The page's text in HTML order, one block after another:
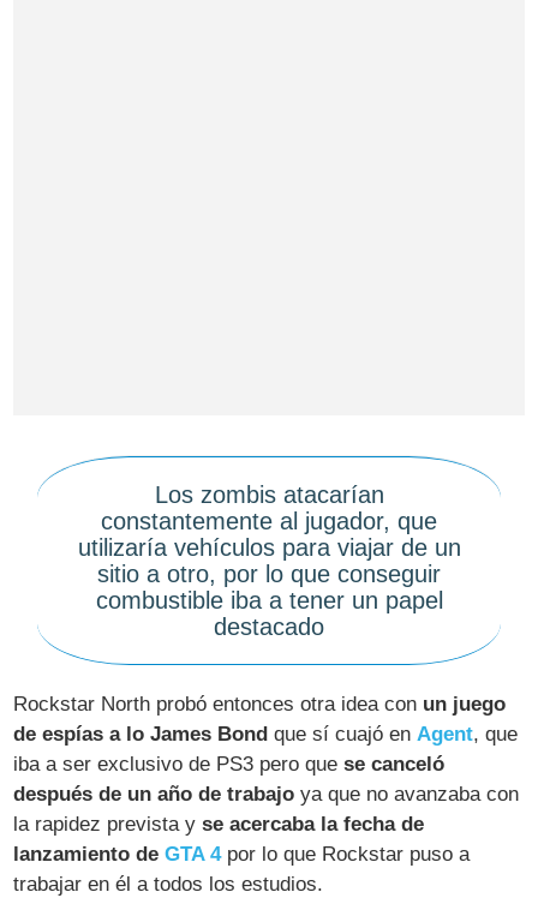
Los zombis atacarían
constantemente al jugador, que
utilizaría vehículos para viajar de un
sitio a otro, por lo que conseguir
combustible iba a tener un papel
destacado
Rockstar North probó entonces otra idea con un juego
de espías a lo James Bond que sí cuajó enAgent, que
iba a ser exclusivo de PS3 pero quese canceló
después de un año de trabajo ya que no avanzaba con
la rapidez prevista yse acercaba la fecha de
lanzamiento deGTA 4por lo que Rockstar puso a
trabajar en él a todos los estudios.